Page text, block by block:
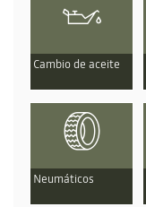
Cambio de aceite
Neumáticos